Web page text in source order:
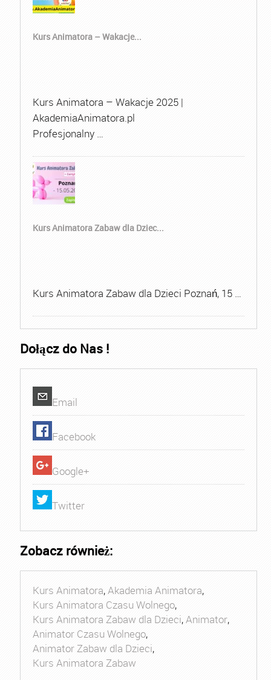
Kurs Animatora – Wakacje...
Kurs Animatora – Wakacje 2025 |
AkademiaAnimatora.pl
Profesjonalny …
Kurs Animatora Zabaw dla Dziec...
Kurs Animatora Zabaw dla Dzieci Poznań, 15 …
Dołącz do Nas !
Email
Facebook
Google+
Twitter
Zobacz również:
Kurs Animatora,Akademia Animatora,
Kurs Animatora Czasu Wolnego,
Kurs Animatora Zabaw dla Dzieci,Animator,
Animator Czasu Wolnego,
Animator Zabaw dla Dzieci,
Kurs Animatora Zabaw